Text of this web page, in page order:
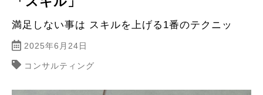
満足しない事は スキルを上げる1番のテクニッ
2025年6月24日
コンサルティング